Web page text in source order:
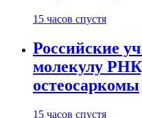
15 часов спустя
Российские
молекулу
остеосаркомы
15 часов спустя